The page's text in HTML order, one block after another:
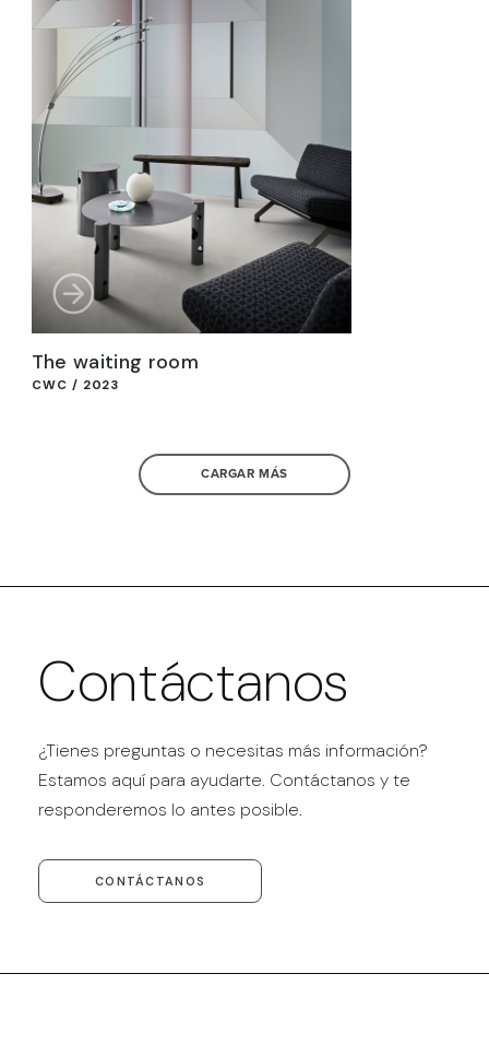
The waiting room
CWC / 2023
CARGAR MÁS
Contáctanos
¿Tienes preguntas o necesitas más información?
Estamos aquí para ayudarte. Contáctanos y te
responderemos lo antes posible.
CONTÁCTANOS